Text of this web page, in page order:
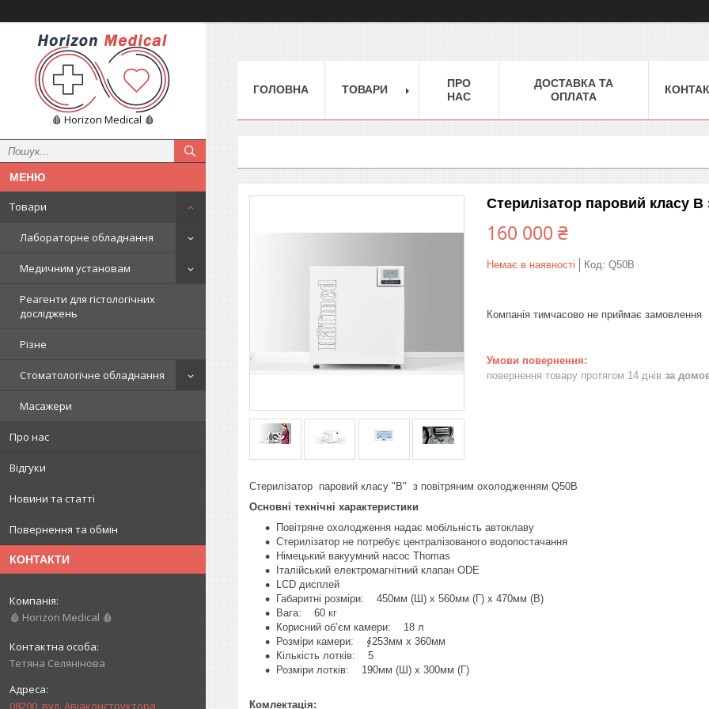
🩸 Horizon Medical 🩸
Товари
Лабораторне обладнання
Медичним установам
Реагенти для гістологічних
досліджень
Різне
Стоматологічне обладнання
Масажери
Про нас
Відгуки
Новини та статті
Повернення та обмін
КОНТАКТИ
🩸 Horizon Medical 🩸
Тетяна Селянінова
08200, вул. Авіаконструктора
ГОЛОВНА ТОВАРИ
ПРО
НАС
ДОСТАВКА ТА
ОПЛАТА
Стерилізатор паровий класу
160 000 ₴
Немає в наявності Код: Q50B
Компанія тимчасово не приймає замовлення
повернення товару протягом 14 днів за
Стерилізатор паровий класу "B" з повітряним охолодженням Q50B
Основні технічні характеристики
Повітряне охолодження надає мобільність автоклаву
Стерилізатор не потребує централізованого водопостачання
Німецький вакуумний насос Thomas
Італійський електромагнітний клапан ODE
LCD дисплей
Габаритні розміри: 450мм (Ш) x 560мм (Г) x 470мм (В)
Вага: 60 кг
Корисний об’єм камери: 18 л
Розміри камери: ∮253мм x 360мм
Кількість лотків: 5
Розміри лотків: 190мм (Ш) x 300мм (Г)
Комлектація: